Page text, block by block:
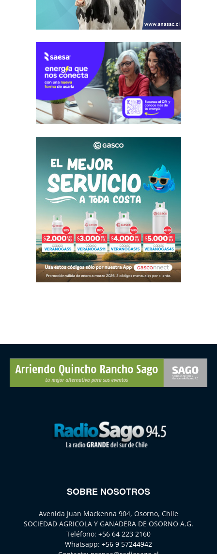
SOBRE NOSOTROS
Avenida Juan Mackenna 904, Osorno, Chile
SOCIEDAD AGRICOLA Y GANADERA DE OSORNO A.G.
Teléfono: +56 64 223 2160
Whatsapp: +56 9 57244942